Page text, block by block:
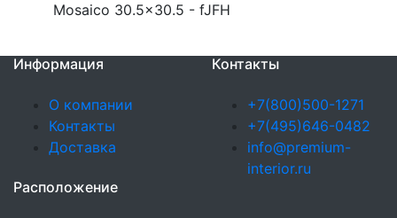
Mosaico 30.5x30.5 - fJFH
Информация
О компании
Контакты
Доставка
Контакты
+7(800)500-1271
+7(495)646-0482
info@premium-
interior.ru
Расположение